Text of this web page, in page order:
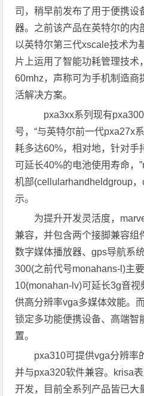
司，稍早前发布了用于便携设
器。之前该产品在英特尔的内
以英特尔第三代xscale技术为
片上运用了智能功耗管理技
60mhz，声称可为手机制造商
活解决方案。
pxa3xx系列现有
号，“与英特尔前一代pxa27x
耗多达60%，相对地，针对手
可延长40%的电池使用寿命，
机部(cellularhandheldgroup
示。
为提升开发灵活度，
兼容，并包含两个接脚兼容组
数字媒体播放器、gps导航系
300(之前代号monahans-l)主
10(monahan-lv)可延长3g音
供高分辨率vga多媒体效能。
锁定多功能便携设备、高端智
置。
pxa310可提供vga分辨率
并与pxa320软件兼容。krisa
开发，目前全系列产品皆已大